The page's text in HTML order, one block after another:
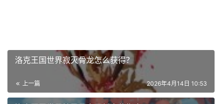
洛克王国世界寂灭骨龙怎么获得？
上一篇 2026年4月14日 10:53